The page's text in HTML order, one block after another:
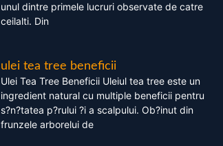
unul dintre primele lucruri observate de catre
ceilalti. Din
ulei tea tree beneficii
Ulei Tea Tree Beneficii Uleiul tea tree este un
ingredient natural cu multiple beneficii pentru
s?n?tatea p?rului ?i a scalpului. Ob?inut din
frunzele arborelui de